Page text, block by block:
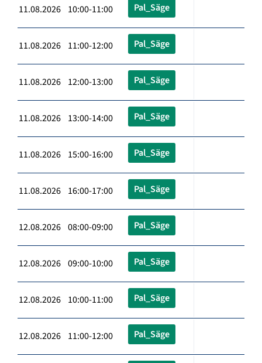
11.08.2026 10:00-11:00 Pal_Säge
11.08.2026 11:00-12:00 Pal_Säge
11.08.2026 12:00-13:00 Pal_Säge
11.08.2026 13:00-14:00 Pal_Säge
11.08.2026 15:00-16:00 Pal_Säge
11.08.2026 16:00-17:00 Pal_Säge
12.08.2026 08:00-09:00 Pal_Säge
12.08.2026 09:00-10:00 Pal_Säge
12.08.2026 10:00-11:00 Pal_Säge
12.08.2026 11:00-12:00 Pal_Säge